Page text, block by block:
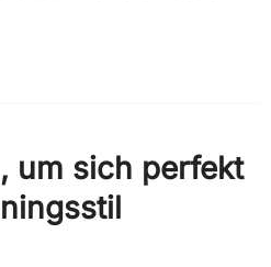
um sich perfekt